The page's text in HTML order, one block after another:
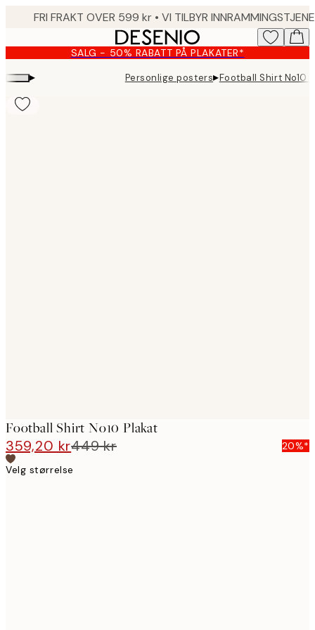
content.
SALG - 50% RABATT PÅ PLAKATER*
▸ Personlige posters▸Football Shirt No10
Football Shirt No10 Plakat
359,20 kr449 kr
20%*
Velg størrelse